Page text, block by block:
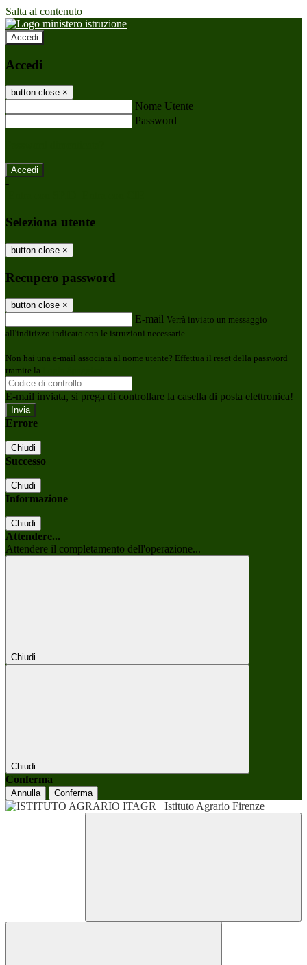
Salta al contenuto
Accedi
Accedi
button close ×
Nome Utente
Password
-
Seleziona utente
button close ×
Recupero password
button close ×
E-mail Verrà inviato un messaggio
all'indirizzo indicato con le istruzioni necessarie.
Non hai una e-mail associata al nome utente? Effettua il reset della password
tramite la
E-mail inviata, si prega di controllare la casella di posta elettronica!
Errore
Chiudi
Successo
Chiudi
Informazione
Chiudi
Attendere...
Attendere il completamento dell'operazione...
Chiudi
Chiudi
Conferma
Annulla Conferma
Istituto Agrario Firenze